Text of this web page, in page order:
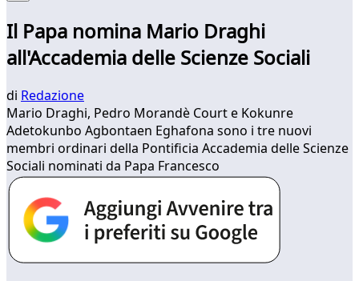
Il Papa nomina Mario Draghi
all'Accademia delle Scienze Sociali
di Redazione
Mario Draghi, Pedro Morandè Court e Kokunre
Adetokunbo Agbontaen Eghafona sono i tre nuovi
membri ordinari della Pontificia Accademia delle Scienze
Sociali nominati da Papa Francesco